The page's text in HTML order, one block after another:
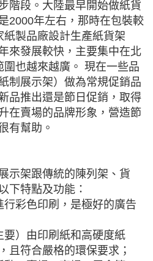
階段。大陸最早開始做紙貨
2000年左右，那時在包裝較
製品廠設計生產紙貨架
來發展較快，主要集中在北
也越來越廣。 現在一些品
制展示架）做為常規促銷品
品推出還是節日促銷，取得
在賣場的品牌形象，營造節
有幫助。
示架跟傳統的陳列架、貨
下特點及功能：
彩色印刷，是極好的廣告
）由印刷紙和高硬度紙
且符合嚴格的環保要求；